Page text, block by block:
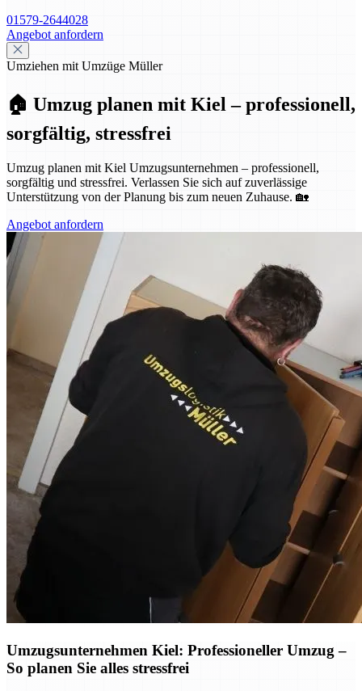
01579-2644028
Angebot anfordern
Umziehen mit Umzüge Müller
🏠 Umzug planen mit Kiel – professionell,
sorgfältig, stressfrei
Umzug planen mit Kiel Umzugsunternehmen – professionell,
sorgfältig und stressfrei. Verlassen Sie sich auf zuverlässige
Unterstützung von der Planung bis zum neuen Zuhause. 🏡
Angebot anfordern
Umzugsunternehmen Kiel: Professioneller Umzug –
So planen Sie alles stressfrei